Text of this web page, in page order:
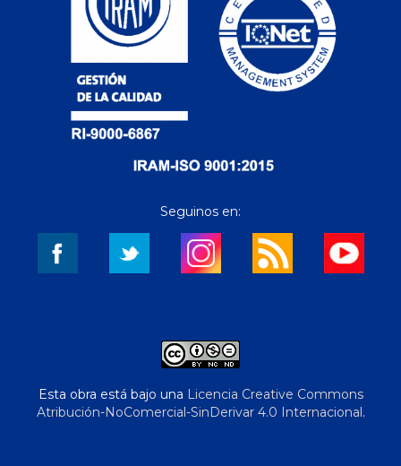
Seguinos en:
Esta obra está bajo una Licencia Creative Commons
Atribución-NoComercial-SinDerivar 4.0 Internacional.